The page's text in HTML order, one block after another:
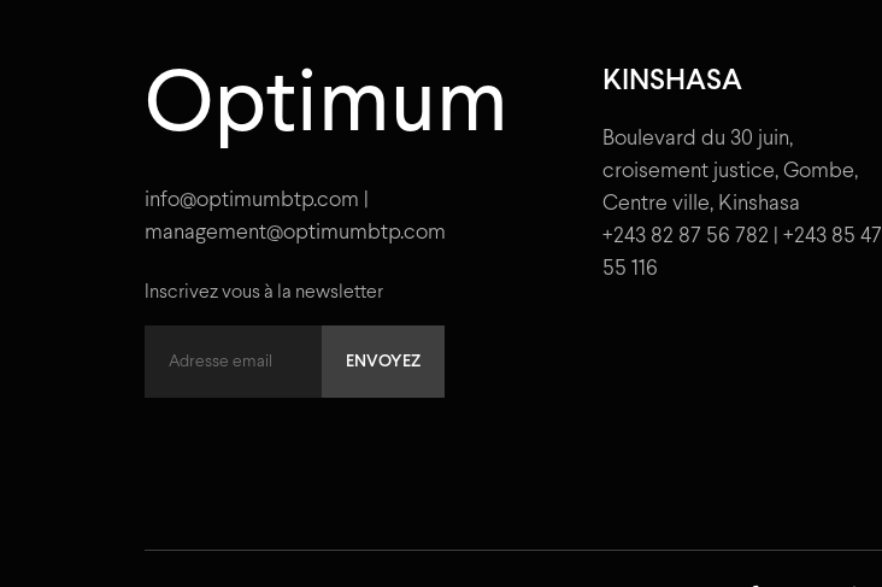
Optimum
info@optimumbtp.com |
management@optimumbtp.com
Inscrivez vous à la newsletter
KINSHASA
Boulevard du 30 juin,
croisement justice, Gombe,
Centre ville, Kinshasa
+243 82 87 56 782 | +243 85 47
55 116